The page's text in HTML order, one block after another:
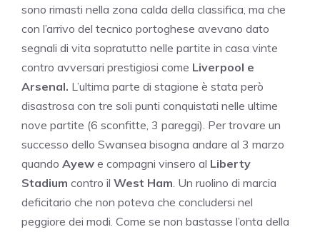
sono rimasti nella zona calda della classifica, ma che
con l’arrivo del tecnico portoghese avevano dato
segnali di vita sopratutto nelle partite in casa vinte
contro avversari prestigiosi come Liverpool e
Arsenal. L’ultima parte di stagione è stata però
disastrosa con tre soli punti conquistati nelle ultime
nove partite (6 sconfitte, 3 pareggi). Per trovare un
successo dello Swansea bisogna andare al 3 marzo
quando Ayew e compagni vinsero al Liberty
Stadium contro il West Ham. Un ruolino di marcia
deficitario che non poteva che concludersi nel
peggiore dei modi. Come se non bastasse l’onta della